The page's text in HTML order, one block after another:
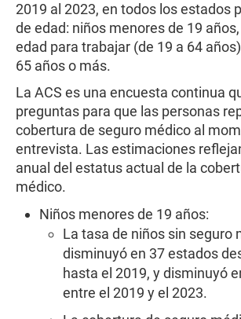
2019 al 2023, en todos los estados
de edad: niños menores de 19
edad para trabajar (de 19 a 64
65 años o más.
La ACS es una encuesta continua
preguntas para que las personas
cobertura de seguro médico al
entrevista. Las estimaciones
anual del estatus actual de la
médico.
Niños menores de 19 años:
La tasa de niños sin seguro
disminuyó en 37 estados
hasta el 2019, y disminuyó
entre el 2019 y el 2023.